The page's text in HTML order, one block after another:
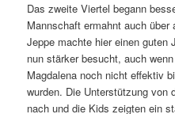
Das zweite Viertel begann
Mannschaft ermahnt auch
Jeppe machte hier einen guten
nun stärker besucht, auch
Magdalena noch nicht effektiv
wurden. Die Unterstützung von
nach und die Kids zeigten ein